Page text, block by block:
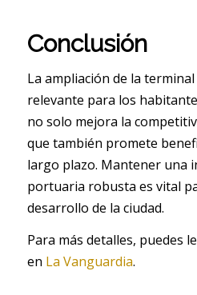
Conclusión
La ampliación de la
relevante para los
no solo mejora la
que también promete
largo plazo. Mantener una
portuaria robusta es vital
desarrollo de la ciudad.
Para más detalles, puedes
en La Vanguardia.